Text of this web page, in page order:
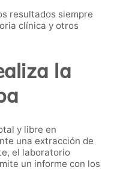
resultados siempre
clínica y otros
la
y libre en
una extracción de
el laboratorio
un informe con los